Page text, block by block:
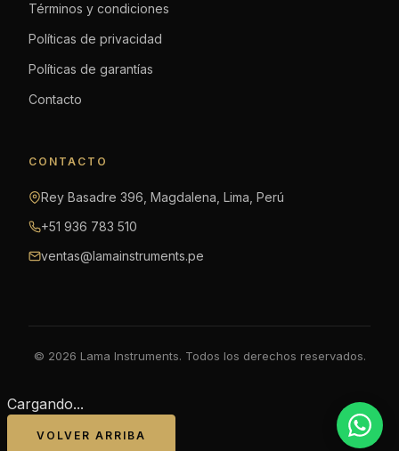
Términos y condiciones
Políticas de privacidad
Políticas de garantías
Contacto
CONTACTO
Rey Basadre 396, Magdalena, Lima, Perú
+51 936 783 510
ventas@lamainstruments.pe
© 2026 Lama Instruments. Todos los derechos reservados.
Cargando...
VOLVER ARRIBA